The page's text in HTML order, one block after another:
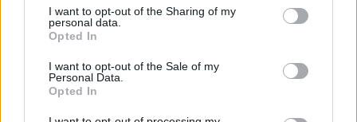
I want to opt-out of the Sharing of my
personal data.
Opted In
I want to opt-out of the Sale of my
Personal Data.
Opted In
fernhalten soll. Die labyrinthartige
Struktur besteht aus 73
gefangen. Trotz der...